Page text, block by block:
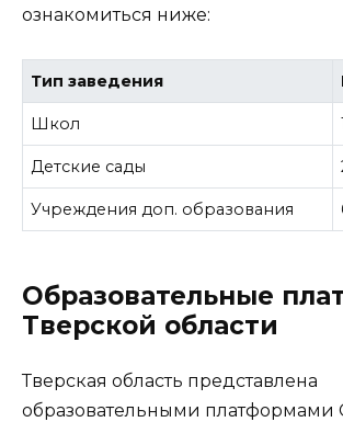
ознакомиться ниже:
Тип заведения
Школ
Детские сады
Учреждения доп. образования
Образовательные
Тверской области
Тверская область представлена
образовательными платформами